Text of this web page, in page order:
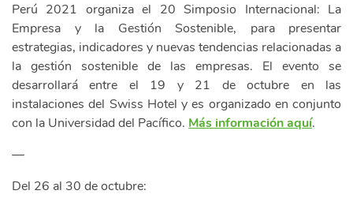
Perú 2021 organiza el 20 Simposio Internacional: La
Empresa y la Gestión Sostenible, para presentar
estrategias, indicadores y nuevas tendencias relacionadas a
la gestión sostenible de las empresas. El evento se
desarrollará entre el 19 y 21 de octubre en las
instalaciones del Swiss Hotel y es organizado en conjunto
con la Universidad del Pacífico. Más información aquí.
—
Del 26 al 30 de octubre: